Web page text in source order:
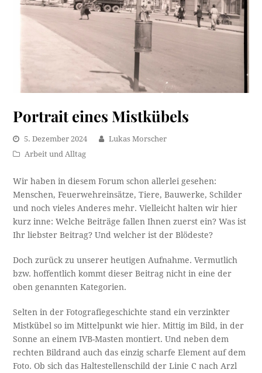
Portrait eines Mistkübels
5. Dezember 2024
Lukas Morscher
Arbeit und Alltag
Wir haben in diesem Forum schon allerlei gesehen:
Menschen, Feuerwehreinsätze, Tiere, Bauwerke, Schilder
und noch vieles Anderes mehr. Vielleicht halten wir hier
kurz inne: Welche Beiträge fallen Ihnen zuerst ein? Was ist
Ihr liebster Beitrag? Und welcher ist der Blödeste?
Doch zurück zu unserer heutigen Aufnahme. Vermutlich
bzw. hoffentlich kommt dieser Beitrag nicht in eine der
oben genannten Kategorien.
Selten in der Fotografiegeschichte stand ein verzinkter
Mistkübel so im Mittelpunkt wie hier. Mittig im Bild, in der
Sonne an einem IVB-Masten montiert. Und neben dem
rechten Bildrand auch das einzig scharfe Element auf dem
Foto. Ob sich das Haltestellenschild der Linie C nach Arzl